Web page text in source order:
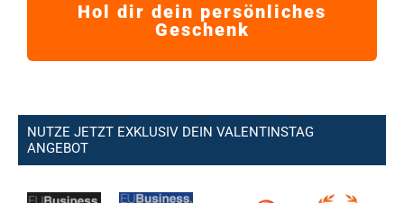
Hol dir dein persönliches
Geschenk
NUTZE JETZT EXKLUSIV DEIN VALENTINSTAG
ANGEBOT